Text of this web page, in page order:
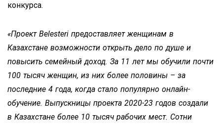
конкурса.
«Проект Belesteri предоставляет женщинам в
Казахстане возможности открыть дело по душе и
повысить семейный доход. За 11 лет мы обучили почти
100 тысяч женщин, из них более половины – за
последние 4 года, когда стало популярно онлайн-
обучение. Выпускницы проекта 2020-23 годов создали
в Казахстане более 10 тысяч рабочих мест. Сотни